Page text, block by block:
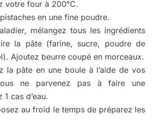
votre four à 200°C.
en une fine poudre.
mélangez tous les ingrédients
la pâte (farine, sucre, poudre de
Ajoutez beurre coupé en morceaux.
la pâte en une boule à l’aide de vos
ne parvenez pas à faire une
cas d’eau.
au froid le temps de préparez les